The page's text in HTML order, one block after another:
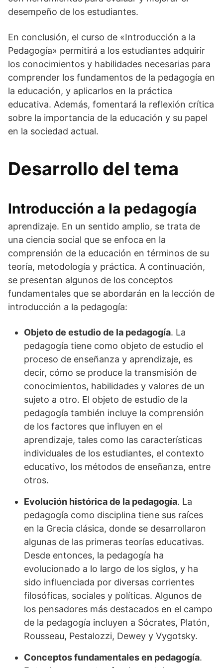
desempeño de los estudiantes.
En conclusión, el curso de «Introducción a la
Pedagogía» permitirá a los estudiantes adquirir
los conocimientos y habilidades necesarias para
comprender los fundamentos de la pedagogía en
la educación, y aplicarlos en la práctica
educativa. Además, fomentará la reflexión crítica
sobre la importancia de la educación y su papel
en la sociedad actual.
Desarrollo del tema
Introducción a la pedagogía
aprendizaje. En un sentido amplio, se trata de
una ciencia social que se enfoca en la
comprensión de la educación en términos de su
teoría, metodología y práctica. A continuación,
se presentan algunos de los conceptos
fundamentales que se abordarán en la lección de
introducción a la pedagogía:
Objeto de estudio de la pedagogía. La
pedagogía tiene como objeto de estudio el
proceso de enseñanza y aprendizaje, es
decir, cómo se produce la transmisión de
conocimientos, habilidades y valores de un
sujeto a otro. El objeto de estudio de la
pedagogía también incluye la comprensión
de los factores que influyen en el
aprendizaje, tales como las características
individuales de los estudiantes, el contexto
educativo, los métodos de enseñanza, entre
otros.
Evolución histórica de la pedagogía. La
pedagogía como disciplina tiene sus raíces
en la Grecia clásica, donde se desarrollaron
algunas de las primeras teorías educativas.
Desde entonces, la pedagogía ha
evolucionado a lo largo de los siglos, y ha
sido influenciada por diversas corrientes
filosóficas, sociales y políticas. Algunos de
los pensadores más destacados en el campo
de la pedagogía incluyen a Sócrates, Platón,
Rousseau, Pestalozzi, Dewey y Vygotsky.
Conceptos fundamentales en pedagogía.